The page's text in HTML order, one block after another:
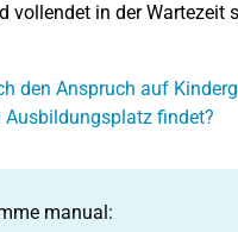
vollendet in der Wartezeit
den Anspruch auf
Ausbildungsplatz findet?
manual: